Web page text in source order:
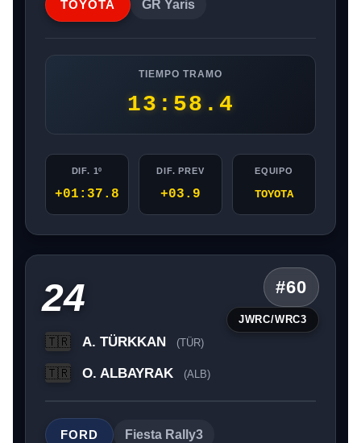
TOYOTA GR Yaris
TIEMPO TRAMO
13:58.4
DIF. 1º
+01:37.8
DIF. PREV
+03.9
EQUIPO
TOYOTA
24 #60
JWRC/WRC3
🇹🇷 A. TÜRKKAN (TÜR)
🇹🇷 O. ALBAYRAK (ALB)
FORD Fiesta Rally3